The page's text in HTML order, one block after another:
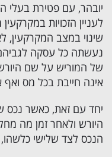
יובהר, עם פטירת בעלי
לעניין הזכויות
שינוי במצב המקרקעין,
נעשתה כל עסקה
של המוריש על שם
אינה חייבת בכל מס ואף
יחד עם זאת, כאשר
היורש ולאחר זמן מה
הנכס לצד שלישי